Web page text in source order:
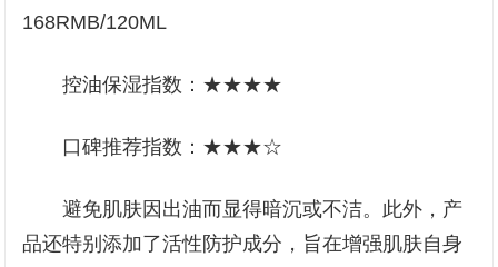
168RMB/120ML
控油保湿指数：★★★★
口碑推荐指数：★★★☆
避免肌肤因出油而显得暗沉或不洁。此外，产
品还特别添加了活性防护成分，旨在增强肌肤自身